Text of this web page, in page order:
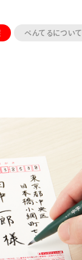
ぺんてるについて